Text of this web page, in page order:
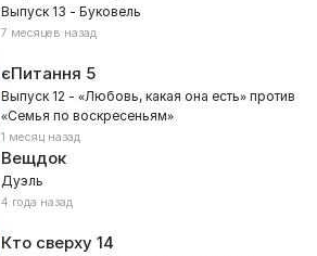
Выпуск 13 - Буковель
7 месяцев назад
єПитання 5
Выпуск 12 - «Любовь, какая она есть» против
«Семья по воскресеньям»
1 месяц назад
Вещдок
Дуэль
4 года назад
Кто сверху14